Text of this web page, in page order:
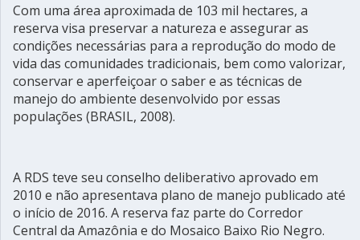
Com uma área aproximada de 103 mil hectares, a
reserva visa preservar a natureza e assegurar as
condições necessárias para a reprodução do modo de
vida das comunidades tradicionais, bem como valorizar,
conservar e aperfeiçoar o saber e as técnicas de
manejo do ambiente desenvolvido por essas
populações (BRASIL, 2008).
A RDS teve seu conselho deliberativo aprovado em
2010 e não apresentava plano de manejo publicado até
o início de 2016. A reserva faz parte do Corredor
Central da Amazônia e do Mosaico Baixo Rio Negro.